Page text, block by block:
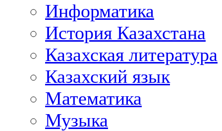
Информатика
История Казахстана
Казахская литература
Казахский язык
Математика
Музыка